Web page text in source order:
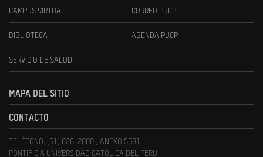
CAMPUS VIRTUAL CORREO PUCP
BIBLIOTECA AGENDA PUCP
SERVICIO DE SALUD
MAPA DEL SITIO
CONTACTO
TELÉFONO: (51) 626-2000 , ANEXO 5581
PONTIFICIA UNIVERSIDAD CATOLICA DEL PERU